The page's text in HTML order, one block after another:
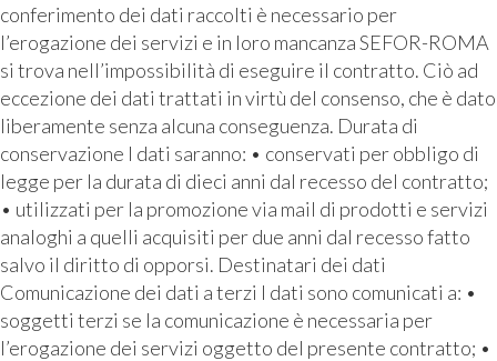
conferimento dei dati raccolti è necessario per
l’erogazione dei servizi e in loro mancanza SEFOR-ROMA
si trova nell’impossibilità di eseguire il contratto. Ciò ad
eccezione dei dati trattati in virtù del consenso, che è dato
liberamente senza alcuna conseguenza. Durata di
conservazione I dati saranno: • conservati per obbligo di
legge per la durata di dieci anni dal recesso del contratto;
• utilizzati per la promozione via mail di prodotti e servizi
analoghi a quelli acquisiti per due anni dal recesso fatto
salvo il diritto di opporsi. Destinatari dei dati
Comunicazione dei dati a terzi I dati sono comunicati a: •
soggetti terzi se la comunicazione è necessaria per
l’erogazione dei servizi oggetto del presente contratto; •